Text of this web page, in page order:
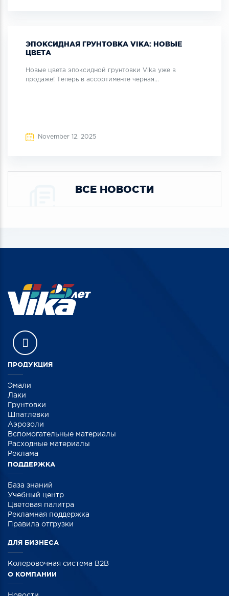
ЭПОКСИДНАЯ ГРУНТОВКА VIKA: НОВЫЕ
ЦВЕТА
Новые цвета эпоксидной грунтовки Vika уже в
продаже! Теперь в ассортименте черная...
November 12, 2025
ВСЕ НОВОСТИ
ПРОДУКЦИЯ
Эмали
Лаки
Грунтовки
Шпатлевки
Аэрозоли
Вспомогательные материалы
Расходные материалы
Реклама
ПОДДЕРЖКА
База знаний
Учебный центр
Цветовая палитра
Рекламная поддержка
Правила отгрузки
ДЛЯ БИЗНЕСА
Колеровочная система B2B
О КОМПАНИИ